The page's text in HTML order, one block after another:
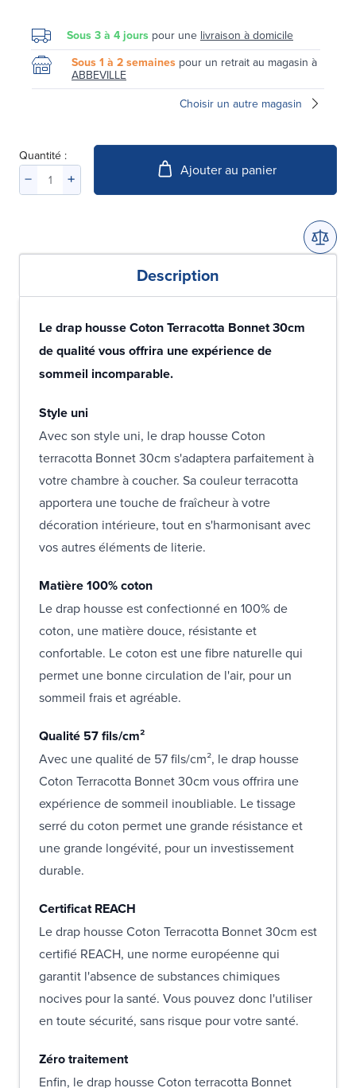
Sous 3 à 4 jours pour une livraison à domicile
Sous 1 à 2 semaines pour un retrait au magasin à
ABBEVILLE
Choisir un autre magasin
Quantité :
Ajouter au panier
Description
Le drap housse Coton Terracotta Bonnet 30cm
de qualité vous offrira une expérience de
sommeil incomparable.
Style uni
Avec son style uni, le drap housse Coton
terracotta Bonnet 30cm s'adaptera parfaitement à
votre chambre à coucher. Sa couleur terracotta
apportera une touche de fraîcheur à votre
décoration intérieure, tout en s'harmonisant avec
vos autres éléments de literie.
Matière 100% coton
Le drap housse est confectionné en 100% de
coton, une matière douce, résistante et
confortable. Le coton est une fibre naturelle qui
permet une bonne circulation de l'air, pour un
sommeil frais et agréable.
Qualité 57 fils/cm²
Avec une qualité de 57 fils/cm², le drap housse
Coton Terracotta Bonnet 30cm vous offrira une
expérience de sommeil inoubliable. Le tissage
serré du coton permet une grande résistance et
une grande longévité, pour un investissement
durable.
Certificat REACH
Le drap housse Coton Terracotta Bonnet 30cm est
certifié REACH, une norme européenne qui
garantit l'absence de substances chimiques
nocives pour la santé. Vous pouvez donc l'utiliser
en toute sécurité, sans risque pour votre santé.
Zéro traitement
Enfin, le drap housse Coton terracotta Bonnet